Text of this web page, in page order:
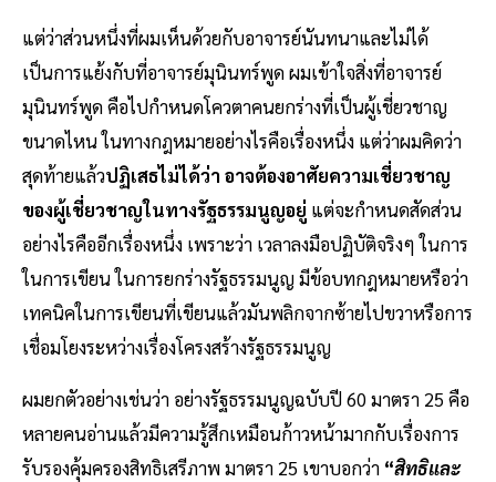
แต่ว่าส่วนหนึ่งที่ผมเห็นด้วยกับอาจารย์นันทนาและไม่ได้
เป็นการแย้งกับที่อาจารย์มุนินทร์พูด ผมเข้าใจสิ่งที่อาจารย์
มุนินทร์พูด คือไปกำหนดโควตาคนยกร่างที่เป็นผู้เชี่ยวชาญ
ขนาดไหน ในทางกฎหมายอย่างไรคือเรื่องหนึ่ง แต่ว่าผมคิดว่า
สุดท้ายแล้วปฏิเสธไม่ได้ว่า อาจต้องอาศัยความเชี่ยวชาญ
ของผู้เชี่ยวชาญในทางรัฐธรรมนูญอยู่ แต่จะกำหนดสัดส่วน
อย่างไรคืออีกเรื่องหนึ่ง เพราะว่า เวลาลงมือปฏิบัติจริงๆ ในการ
ในการเขียน ในการยกร่างรัฐธรรมนูญ มีข้อบทกฎหมายหรือว่า
เทคนิคในการเขียนที่เขียนแล้วมันพลิกจากซ้ายไปขวาหรือการ
เชื่อมโยงระหว่างเรื่องโครงสร้างรัฐธรรมนูญ
ผมยกตัวอย่างเช่นว่า อย่างรัฐธรรมนูญฉบับปี 60 มาตรา 25 คือ
หลายคนอ่านแล้วมีความรู้สึกเหมือนก้าวหน้ามากกับเรื่องการ
รับรองคุ้มครองสิทธิเสรีภาพ มาตรา 25 เขาบอกว่า “สิทธิและ